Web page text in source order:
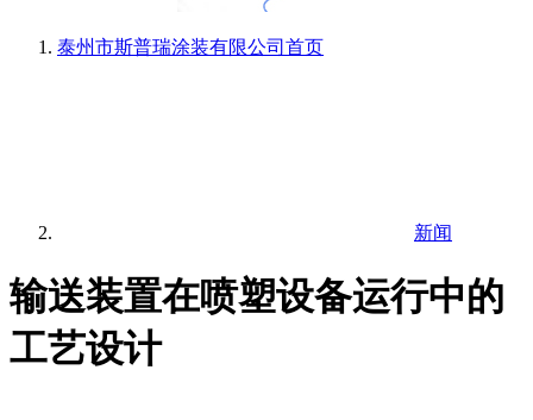
泰州市斯普瑞涂装有限公司 首页
新闻
输送装置在喷塑设备运行中的
工艺设计